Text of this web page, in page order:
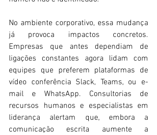
No ambiente corporativo, essa mudança
já provoca impactos concretos.
Empresas que antes dependiam de
ligações constantes agora lidam com
equipes que preferem plataformas de
vídeo conferência Slack, Teams, ou e-
mail e WhatsApp. Consultorias de
recursos humanos e especialistas em
liderança alertam que, embora a
comunicação escrita aumente a